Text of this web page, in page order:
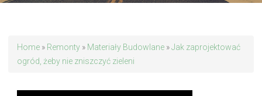
Home » Remonty » Materiały Budowlane »Jak zaprojektować
ogród, żeby nie zniszczyć zieleni